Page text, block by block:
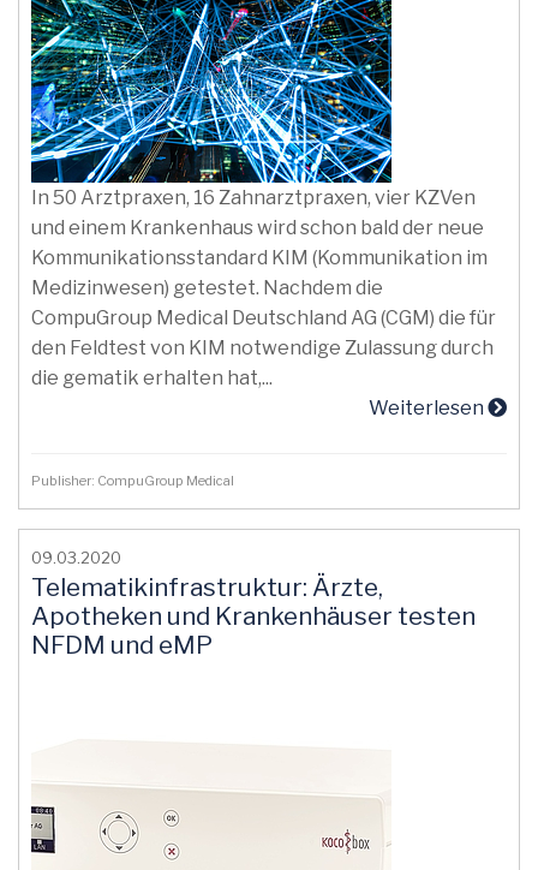
In 50 Arztpraxen, 16 Zahnarztpraxen, vier KZVen
und einem Krankenhaus wird schon bald der neue
Kommunikationsstandard KIM (Kommunikation im
Medizinwesen) getestet. Nachdem die
CompuGroup Medical Deutschland AG (CGM) die für
den Feldtest von KIM notwendige Zulassung durch
die gematik erhalten hat,...
Weiterlesen
Publisher: CompuGroup Medical
09.03.2020
Telematikinfrastruktur: Ärzte,
Apotheken und Krankenhäuser testen
NFDM und eMP